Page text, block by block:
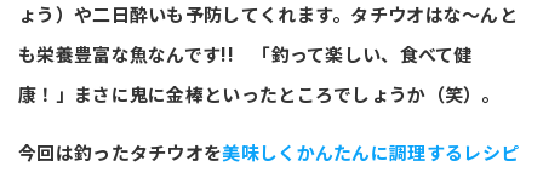
ょう）や二日酔いも予防してくれます。タチウオはな～んと
も栄養豊富な魚なんです!! 「釣って楽しい、食べて健
康！」まさに鬼に金棒といったところでしょうか（笑）。
今回は釣ったタチウオを美味しくかんたんに調理するレシピ